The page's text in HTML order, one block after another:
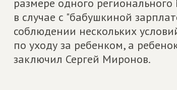
размере одного
в случае с "бабушкиной
соблюдении нескольких
по уходу за ребенком, а
заключил Сергей Миронов.